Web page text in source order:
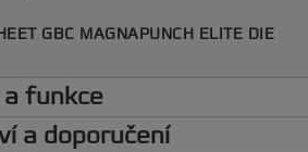
GBC MAGNAPUNCH ELITE DIE
funkce
a doporučení